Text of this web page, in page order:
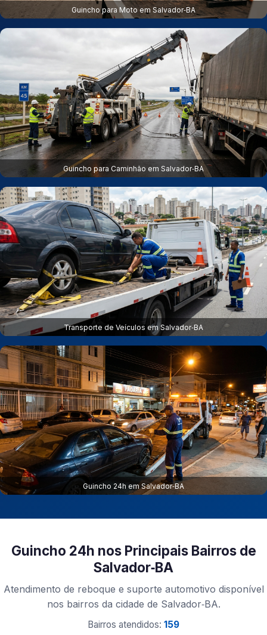
Guincho para Moto em Salvador‑BA
Guincho para Caminhão em Salvador‑BA
Transporte de Veículos em Salvador‑BA
Guincho 24h em Salvador‑BA
Guincho 24h nos Principais Bairros de
Salvador‑BA
Atendimento de reboque e suporte automotivo disponível
nos bairros da cidade de Salvador‑BA.
Bairros atendidos: 159